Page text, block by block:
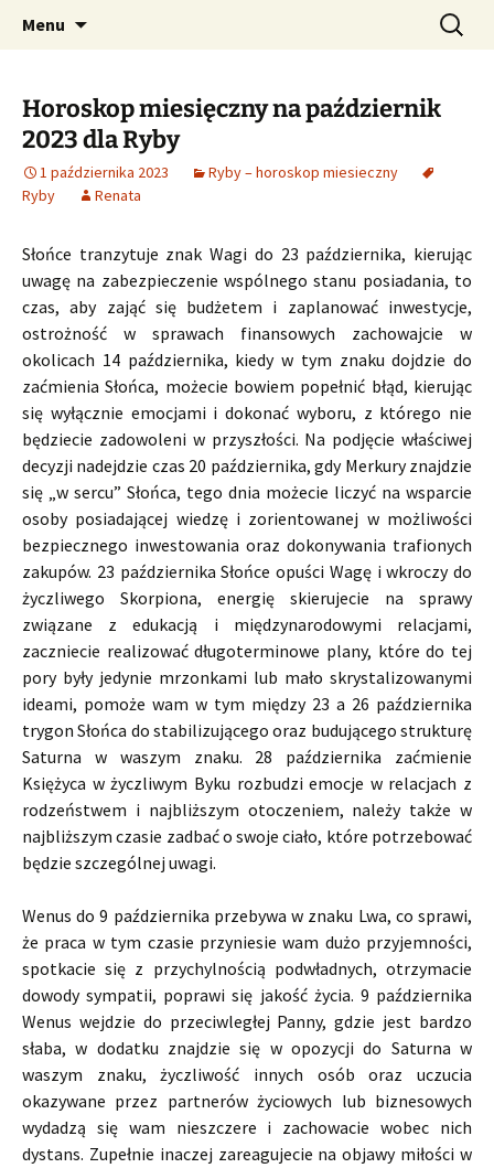
CzaroMarowy horoskop
dzienny, miesięczny i
tygodniowy
Profesjonalne przepowiednie astrologiczne
Menu Szukaj:
Horoskop miesięczny na październik
2023 dla Ryby
1 października 2023
Ryby – horoskop miesieczny
Ryby
Renata
Słońce tranzytuje znak Wagi do 23 października, kierując
uwagę na zabezpieczenie wspólnego stanu posiadania, to
czas, aby zająć się budżetem i zaplanować inwestycje,
ostrożność w sprawach finansowych zachowajcie w
okolicach 14 października, kiedy w tym znaku dojdzie do
zaćmienia Słońca, możecie bowiem popełnić błąd, kierując
się wyłącznie emocjami i dokonać wyboru, z którego nie
będziecie zadowoleni w przyszłości. Na podjęcie właściwej
decyzji nadejdzie czas 20 października, gdy Merkury znajdzie
się „w sercu” Słońca, tego dnia możecie liczyć na wsparcie
osoby posiadającej wiedzę i zorientowanej w możliwości
bezpiecznego inwestowania oraz dokonywania trafionych
zakupów. 23 października Słońce opuści Wagę i wkroczy do
życzliwego Skorpiona, energię skierujecie na sprawy
związane z edukacją i międzynarodowymi relacjami,
zaczniecie realizować długoterminowe plany, które do tej
pory były jedynie mrzonkami lub mało skrystalizowanymi
ideami, pomoże wam w tym między 23 a 26 października
trygon Słońca do stabilizującego oraz budującego strukturę
Saturna w waszym znaku. 28 października zaćmienie
Księżyca w życzliwym Byku rozbudzi emocje w relacjach z
rodzeństwem i najbliższym otoczeniem, należy także w
najbliższym czasie zadbać o swoje ciało, które potrzebować
będzie szczególnej uwagi.
Wenus do 9 października przebywa w znaku Lwa, co sprawi,
że praca w tym czasie przyniesie wam dużo przyjemności,
spotkacie się z przychylnością podwładnych, otrzymacie
dowody sympatii, poprawi się jakość życia. 9 października
Wenus wejdzie do przeciwległej Panny, gdzie jest bardzo
słaba, w dodatku znajdzie się w opozycji do Saturna w
waszym znaku, życzliwość innych osób oraz uczucia
okazywane przez partnerów życiowych lub biznesowych
wydadzą się wam nieszczere i zachowacie wobec nich
dystans. Zupełnie inaczej zareagujecie na objawy miłości w